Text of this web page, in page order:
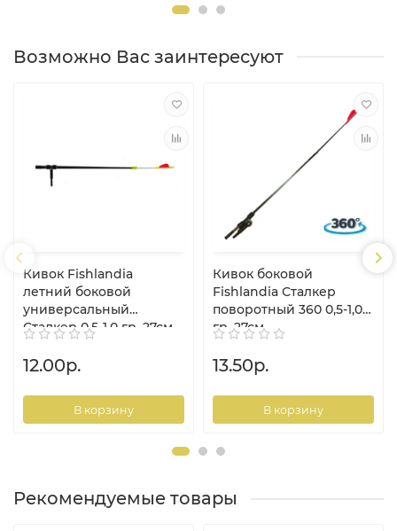
Возможно Вас заинтересуют
Кивок Fishlandia
летний боковой
универсальный
Сталкер 0.5-1.0 гр, 27см
12.00р.
В корзину
Кивок боковой
Fishlandia Сталкер
поворотный 360 0,5-1,0
гр, 27см
13.50р.
В корзину
Рекомендуемые товары